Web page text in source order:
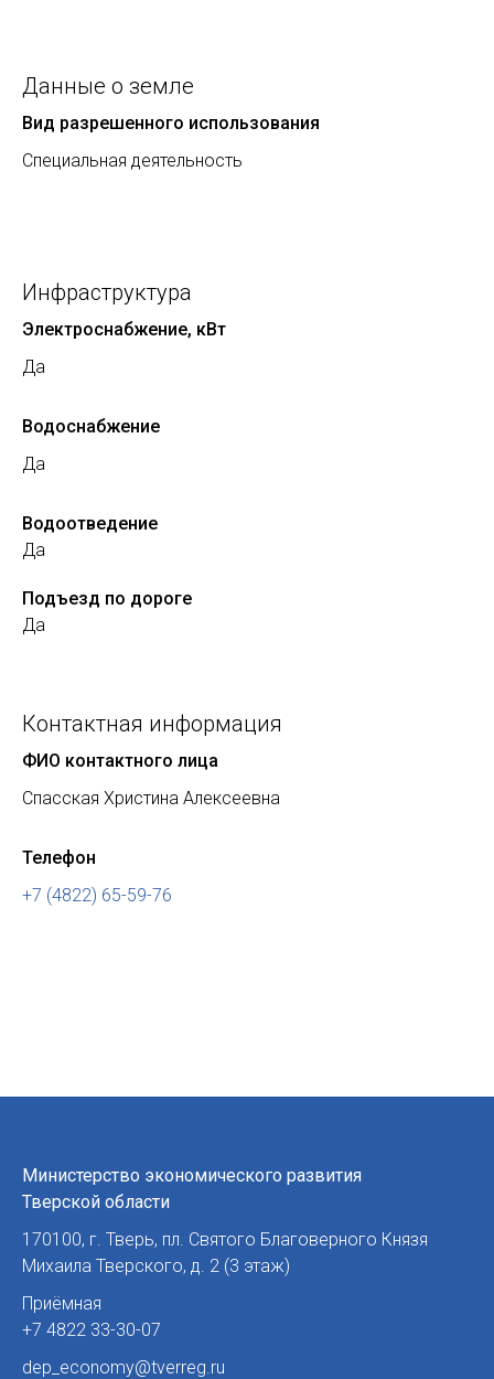
Данные о земле
Вид разрешенного использования
Специальная деятельность
Инфраструктура
Электроснабжение, кВт
Да
Водоснабжение
Да
Водоотведение
Да
Подъезд по дороге
Да
Контактная информация
ФИО контактного лица
Спасская Христина Алексеевна
Телефон
+7 (4822) 65-59-76
Министерство экономического развития
Тверской области
170100, г. Тверь, пл. Святого Благоверного Князя
Михаила Тверского, д. 2 (3 этаж)
Приёмная
+7 4822 33-30-07
dep_economy@tverreg.ru